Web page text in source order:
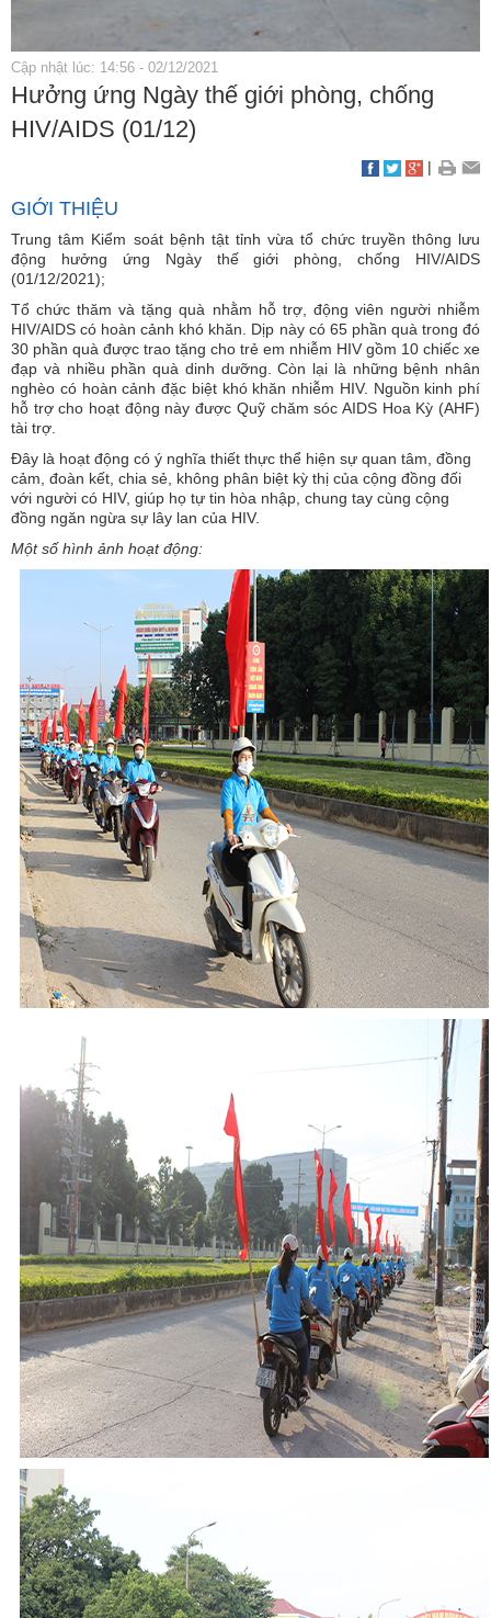
Cập nhật lúc: 14:56 - 02/12/2021
Hưởng ứng Ngày thế giới phòng, chống
HIV/AIDS (01/12)
|
GIỚI THIỆU
Trung tâm Kiểm soát bệnh tật tỉnh vừa tổ chức truyền thông lưu
động hưởng ứng Ngày thế giới phòng, chống HIV/AIDS
(01/12/2021);
Tổ chức thăm và tặng quà nhằm hỗ trợ, động viên người nhiễm
HIV/AIDS có hoàn cảnh khó khăn. Dịp này có 65 phần quà trong đó
30 phần quà được trao tặng cho trẻ em nhiễm HIV gồm 10 chiếc xe
đạp và nhiều phần quà dinh dưỡng. Còn lại là những bệnh nhân
nghèo có hoàn cảnh đặc biệt khó khăn nhiễm HIV. Nguồn kinh phí
hỗ trợ cho hoạt động này được Quỹ chăm sóc AIDS Hoa Kỳ (AHF)
tài trợ.
Đây là hoạt động có ý nghĩa thiết thực thể hiện sự quan tâm, đồng
cảm, đoàn kết, chia sẻ, không phân biệt kỳ thị của cộng đồng đối
với người có HIV, giúp họ tự tin hòa nhập, chung tay cùng cộng
đồng ngăn ngừa sự lây lan của HIV.
Một số hình ảnh hoạt động: